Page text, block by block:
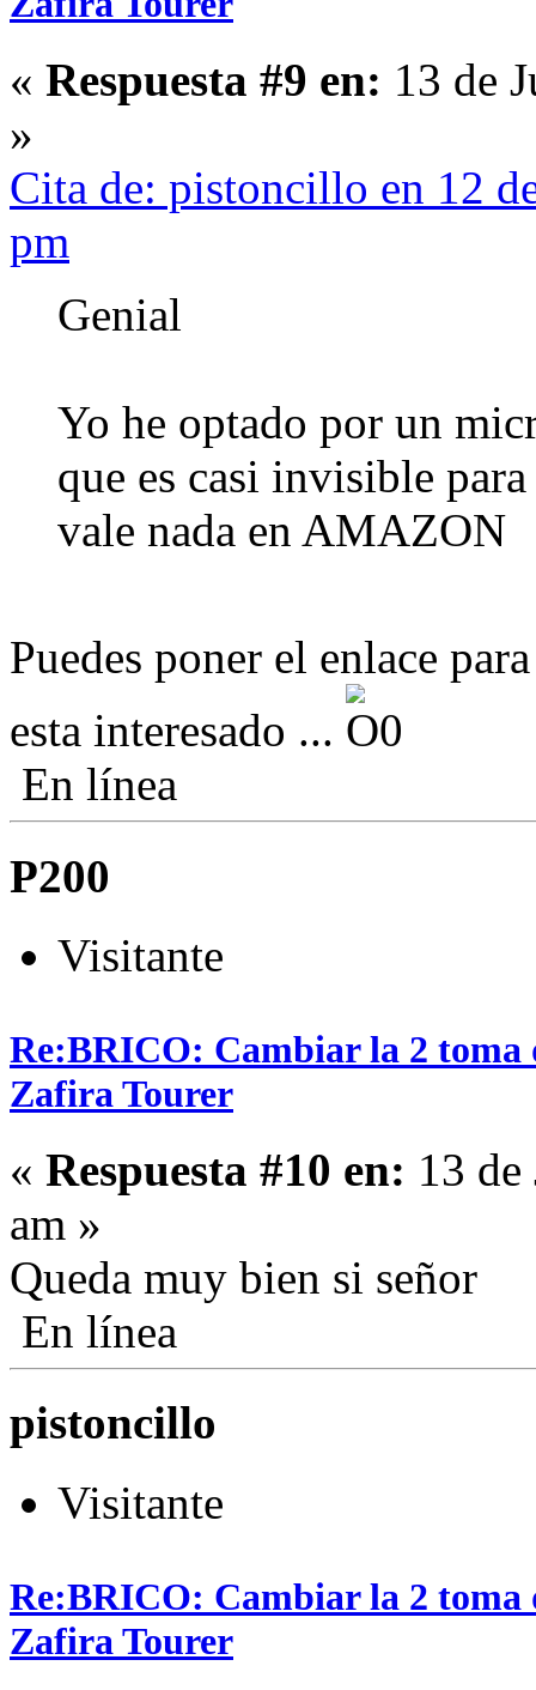
« Respuesta #9 en: 13 de
»
Cita de: pistoncillo en 12
pm
Genial
Yo he optado por un
que es casi invisible
vale nada en AMAZON
Puedes poner el enlace
esta interesado ...
En línea
P200
Visitante
Re:BRICO: Cambiar la 2 toma
Zafira Tourer
« Respuesta #10 en: 13
am »
Queda muy bien si señor
En línea
pistoncillo
Visitante
Re:BRICO: Cambiar la 2 toma
Zafira Tourer